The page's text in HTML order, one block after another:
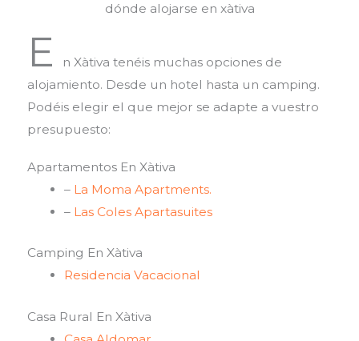
dónde alojarse en xàtiva
E
n Xàtiva tenéis muchas opciones de
alojamiento. Desde un hotel hasta un camping.
Podéis elegir el que mejor se adapte a vuestro
presupuesto:
Apartamentos En Xàtiva
– La Moma Apartments.
– Las Coles Apartasuites
Camping En Xàtiva
Residencia Vacacional
Casa Rural En Xàtiva